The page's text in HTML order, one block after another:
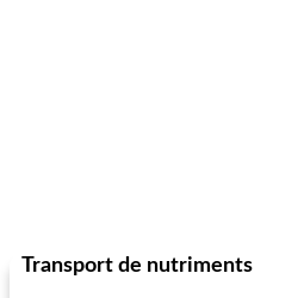
Transport de nutriments